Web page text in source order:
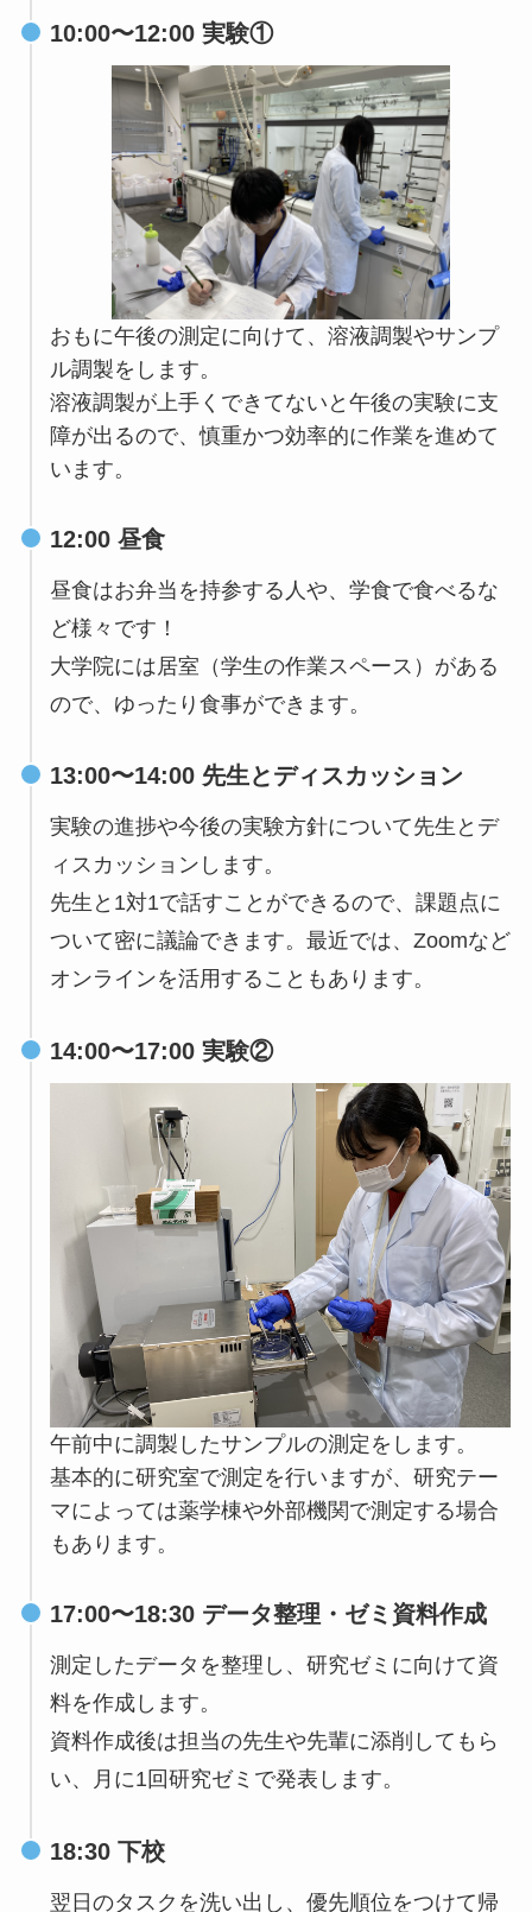
10:00〜12:00 実験①
おもに午後の測定に向けて、溶液調製やサンプ
ル調製をします。
溶液調製が上手くできてないと午後の実験に支
障が出るので、慎重かつ効率的に作業を進めて
います。
12:00 昼食
昼食はお弁当を持参する人や、学食で食べるな
ど様々です！
大学院には居室（学生の作業スペース）がある
ので、ゆったり食事ができます。
13:00〜14:00 先生とディスカッション
実験の進捗や今後の実験方針について先生とデ
ィスカッションします。
先生と1対1で話すことができるので、課題点に
ついて密に議論できます。最近では、Zoomなど
オンラインを活用することもあります。
14:00〜17:00 実験②
午前中に調製したサンプルの測定をします。
基本的に研究室で測定を行いますが、研究テー
マによっては薬学棟や外部機関で測定する場合
もあります。
17:00〜18:30 データ整理・ゼミ資料作成
測定したデータを整理し、研究ゼミに向けて資
料を作成します。
資料作成後は担当の先生や先輩に添削してもら
い、月に1回研究ゼミで発表します。
18:30 下校
翌日のタスクを洗い出し、優先順位をつけて帰